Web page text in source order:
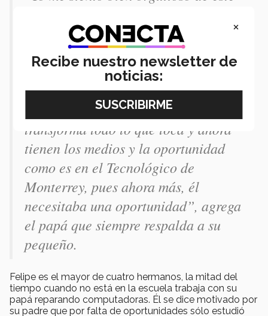
lo acompaños, lo alentamos y
hacemos lo que él nos dice, él no ve
límites yo sé que él esta beca no la
obtiene cualquiera y no sabe cómo la
va aprovechar, porque así es Felipe, él
transforma todo lo que toca y ahora
tienen los medios y la oportunidad
como es en el Tecnológico de
Monterrey, pues ahora más, él
necesitaba una oportunidad”, agrega
el papá que siempre respalda a su
pequeño.
Felipe es el mayor de cuatro hermanos, la mitad del
tiempo cuando no está en la escuela trabaja con su
papá reparando computadoras. Él se dice motivado por
su padre que por falta de oportunidades sólo estudió
×
Recibe nuestro newsletter de
noticias: